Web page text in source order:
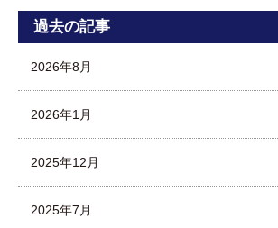
過去の記事
2026年8月
2026年1月
2025年12月
2025年7月